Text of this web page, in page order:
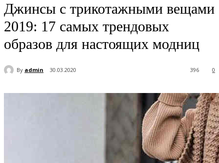
Джинсы с трикотажными вещами
2019: 17 самых трендовых
образов для настоящих модниц
By admin 30.03.2020 0
396